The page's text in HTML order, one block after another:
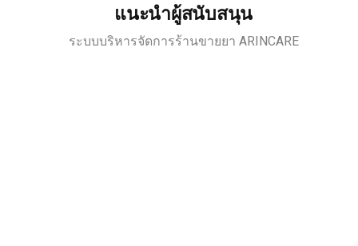
แนะนำผู้สนับสนุน
ระบบบริหารจัดการร้านขายยา ARINCARE